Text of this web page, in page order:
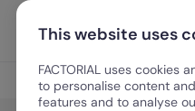
Ir al contenido
Consejos
This website uses
FACTORIAL uses cookies
to personalise content
features and to analyse